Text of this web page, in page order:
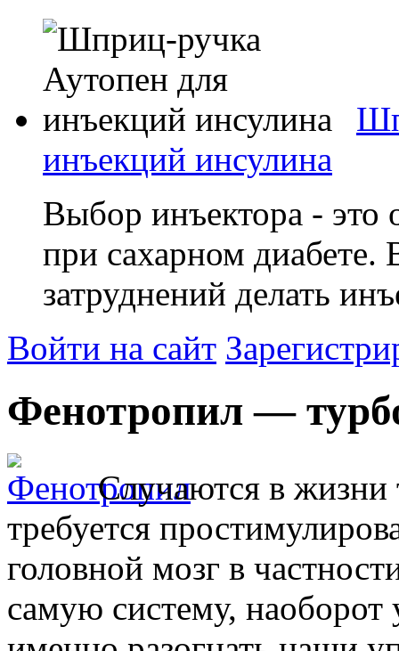
инъекций инсулина
Выбор инъектора - это
при сахарном
затруднений делать
Войти на сайт
Фенотропил —
Случаются в жизни
требуется
головной мозг в
самую систему, наоборот